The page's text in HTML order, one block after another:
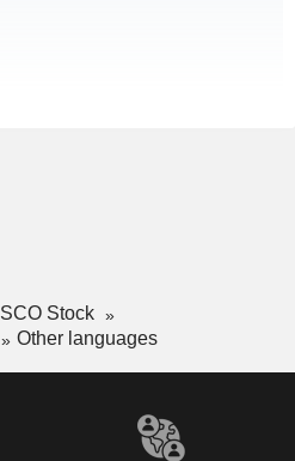
Stock
Other languages